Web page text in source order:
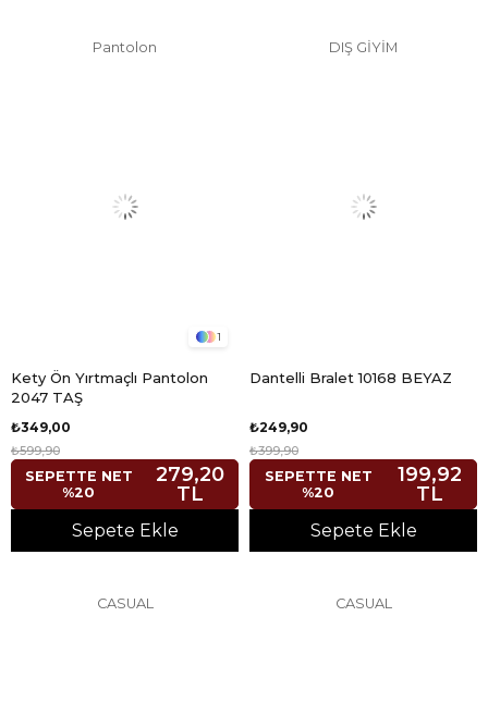
Pantolon
1
Kety Ön Yırtmaçlı Pantolon
2047 TAŞ
₺349,00
₺599,90
SEPETTE NET
%20
279,20
TL
Sepete Ekle
DIŞ GİYİM
Dantelli Bralet 10168 BEYAZ
₺249,90
₺399,90
SEPETTE NET
%20
199,92
TL
Sepete Ekle
CASUAL CASUAL